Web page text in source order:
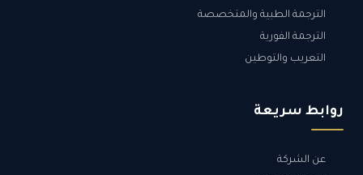
الترجمة الطبية والمتخصصة
الترجمة الفورية
التعريب والتوطين
روابط سريعة
عن الشركة